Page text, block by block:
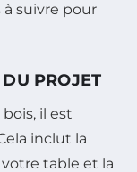
à suivre pour
PROJET
il est
inclut la
table et la